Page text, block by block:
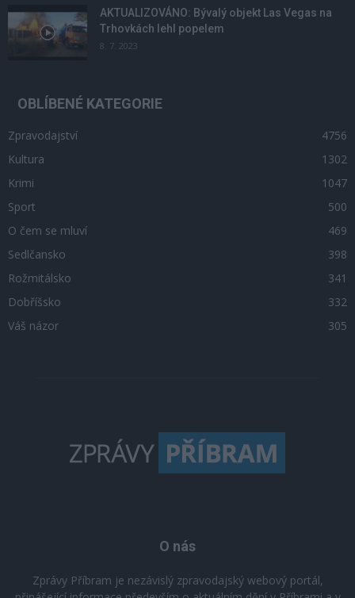
AKTUALIZOVÁNO: Bývalý objekt Las Vegas na
Trhovkách lehl popelem
8. 7. 2023
OBLÍBENÉ KATEGORIE
Zpravodajství
4756
Kultura
1302
Krimi
1047
Sport
500
O čem se mluví
469
Sedlčansko
398
Rožmitálsko
341
Dobříšsko
332
Váš názor
305
O nás
Zprávy Příbram je nezávislý zpravodajský webový portál,